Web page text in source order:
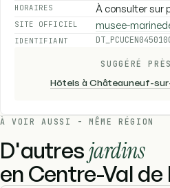
HORAIRES À consulter sur
SITE OFFICIEL musee-
IDENTIFIANT
SUGGÉRÉ
Hôtels à Châteauneuf-
À VOIR AUSSI - MÊME RÉGION
D'autresjardins
en Centre-Val de